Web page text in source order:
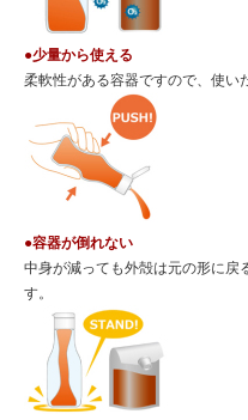
●少量から使える
柔軟性がある容器ですので、使い
●容器が倒れない
中身が減っても外殻は元の形に戻
す。